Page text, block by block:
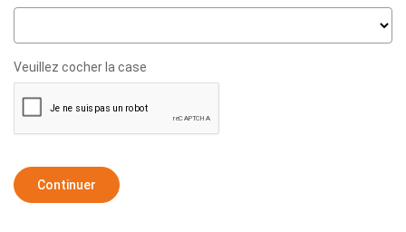
Veuillez cocher la case
Continuer